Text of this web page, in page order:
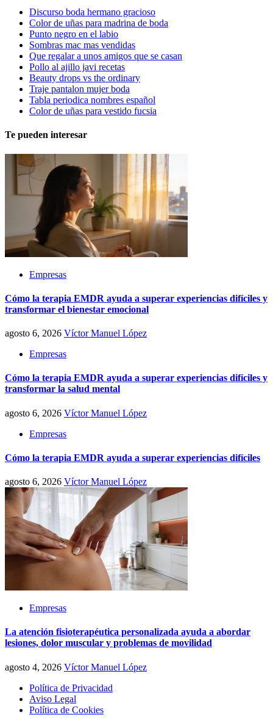
Discurso boda hermano gracioso
Color de uñas para madrina de boda
Punto negro en el labio
Sombras mac mas vendidas
Que regalar a unos amigos que se casan
Pollo al ajillo javi recetas
Beauty drops vs the ordinary
Traje pantalon mujer boda
Tabla periodica nombres español
Color de uñas para vestido fucsia
Te pueden interesar
Empresas
Cómo la terapia EMDR ayuda a superar experiencias difíciles y
transformar el bienestar emocional
agosto 6, 2026 Víctor Manuel López
Empresas
Cómo la terapia EMDR ayuda a superar experiencias difíciles y
transformar la salud mental
agosto 6, 2026 Víctor Manuel López
Empresas
Cómo la terapia EMDR ayuda a superar experiencias difíciles
agosto 6, 2026 Víctor Manuel López
Empresas
La atención fisioterapéutica personalizada ayuda a abordar
lesiones, dolor muscular y problemas de movilidad
agosto 4, 2026 Víctor Manuel López
Política de Privacidad
Aviso Legal
Política de Cookies